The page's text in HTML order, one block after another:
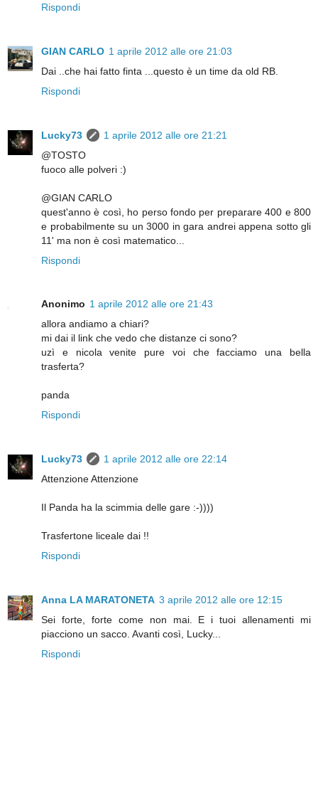
Rispondi
GIAN CARLO 1 aprile 2012 alle ore 21:03
Dai ..che hai fatto finta ...questo è un time da old RB.
Rispondi
Lucky73
1 aprile 2012 alle ore 21:21
@TOSTO
fuoco alle polveri :)
@GIAN CARLO
quest'anno è così, ho perso fondo per preparare 400 e 800
e probabilmente su un 3000 in gara andrei appena sotto gli
11' ma non è così matematico...
Rispondi
Anonimo 1 aprile 2012 alle ore 21:43
allora andiamo a chiari?
mi dai il link che vedo che distanze ci sono?
uzì e nicola venite pure voi che facciamo una bella
trasferta?
panda
Rispondi
Lucky73
1 aprile 2012 alle ore 22:14
Attenzione Attenzione
Il Panda ha la scimmia delle gare :-))))
Trasfertone liceale dai !!
Rispondi
Anna LA MARATONETA 3 aprile 2012 alle ore 12:15
Sei forte, forte come non mai. E i tuoi allenamenti mi
piacciono un sacco. Avanti così, Lucky...
Rispondi